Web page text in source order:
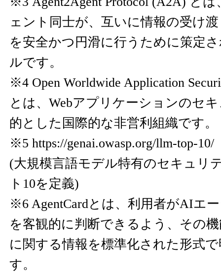
ェント同士が、互いに情報の受け
を安全かつ円滑に行うために策定
ルです。
※4 Open Worldwide Application
とは、Webアプリケーションのセ
的とした国際的な非営利組織です。
※5 https://genai.owasp.org/llm-top-10/
(大規模言語モデル特有のセキュリ
ト10を定義)
※6 AgentCardとは、利用者がAIエ
を客観的に判断できるよう、その
に関する情報を標準化された形式
す。